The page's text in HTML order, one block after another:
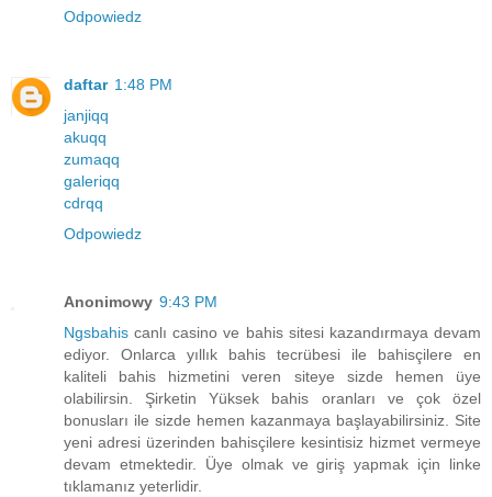
Odpowiedz
daftar 1:48 PM
janjiqq
akuqq
zumaqq
galeriqq
cdrqq
Odpowiedz
Anonimowy 9:43 PM
Ngsbahis canlı casino ve bahis sitesi kazandırmaya devam
ediyor. Onlarca yıllık bahis tecrübesi ile bahisçilere en
kaliteli bahis hizmetini veren siteye sizde hemen üye
olabilirsin. Şirketin Yüksek bahis oranları ve çok özel
bonusları ile sizde hemen kazanmaya başlayabilirsiniz. Site
yeni adresi üzerinden bahisçilere kesintisiz hizmet vermeye
devam etmektedir. Üye olmak ve giriş yapmak için linke
tıklamanız yeterlidir.